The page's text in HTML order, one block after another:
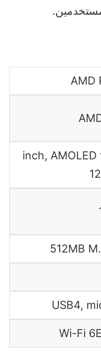
AMD
7-inch,
512MB
USB4,
Wi-Fi